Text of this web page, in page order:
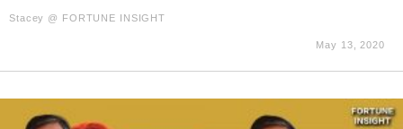
Stacey @ FORTUNE INSIGHT
May 13, 2020